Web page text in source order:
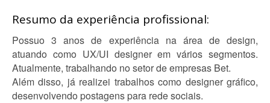
Resumo da experiência profissional:
Possuo 3 anos de experiência na área de design,
atuando como UX/UI designer em vários segmentos.
Atualmente, trabalhando no setor de empresas Bet.
Além disso, já realizei trabalhos como designer gráfico,
desenvolvendo postagens para rede sociais.